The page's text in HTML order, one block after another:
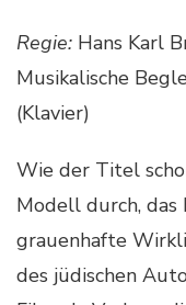
Regie: Hans Karl
Musikalische
(Klavier)
Wie der Titel
Modell durch,
grauenhafte
des jüdischen